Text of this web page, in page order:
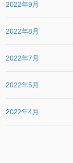
2022年9月
2022年8月
2022年7月
2022年5月
2022年4月